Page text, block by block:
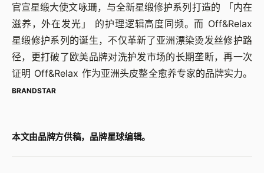
官宣星缎大使文咏珊，与全新星缎修护系列打造的 「内在
滋养，外在发光」 的护理逻辑高度同频。而 Off&Relax
星缎修护系列的诞生，不仅革新了亚洲漂染烫发丝修护路
径，更打破了欧美品牌对洗护发市场的长期垄断，再一次
证明 Off&Relax 作为亚洲头皮整全愈养专家的品牌实力。
BRANDSTAR
本文由品牌方供稿，品牌星球编辑。